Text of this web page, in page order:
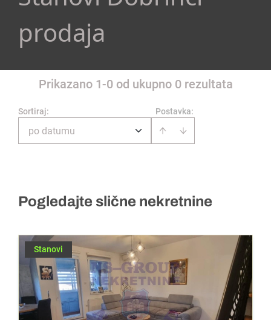
prodaja
Prikazano 1-0 od ukupno 0 rezultata
Postavka:
Sortiraj:
po datumu
Pogledajte slične nekretnine
Stanovi